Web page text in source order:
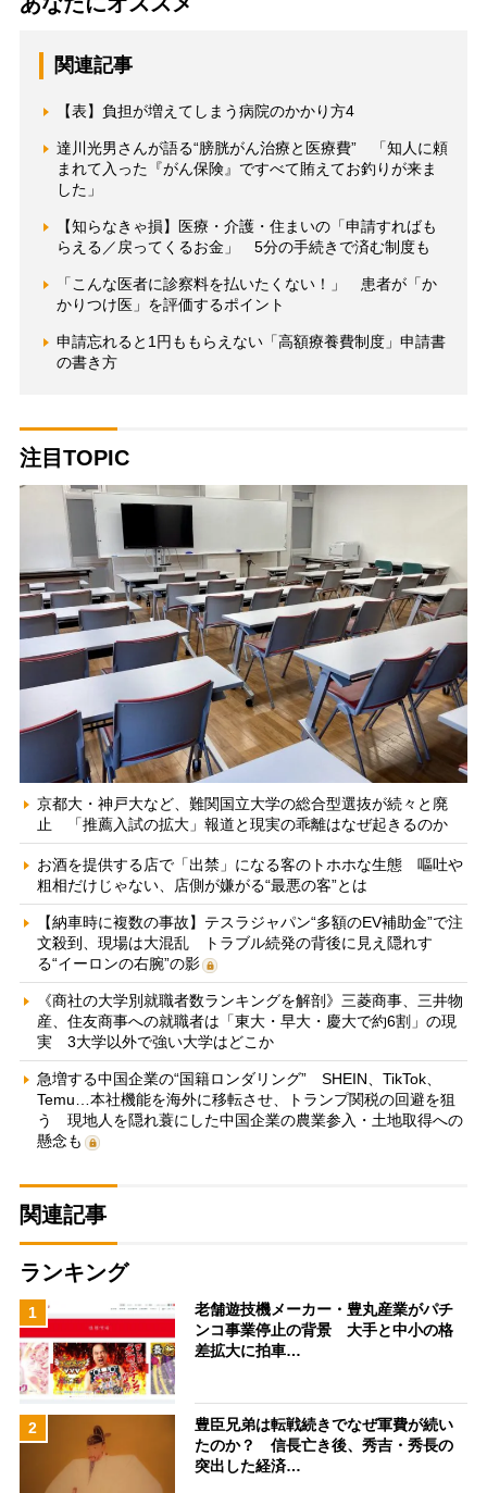
関連記事
【表】負担が増えてしまう病院のかかり方4
達川光男さんが語る“膀胱がん治療と医療費” 「知人に頼
まれて入った『がん保険』ですべて賄えてお釣りが来ま
した」
【知らなきゃ損】医療・介護・住まいの「申請すればも
らえる／戻ってくるお金」 5分の手続きで済む制度も
「こんな医者に診察料を払いたくない！」 患者が「か
かりつけ医」を評価するポイント
申請忘れると1円ももらえない「高額療養費制度」申請書
の書き方
注目TOPIC
京都大・神戸大など、難関国立大学の総合型選抜が続々と廃
止 「推薦入試の拡大」報道と現実の乖離はなぜ起きるのか
お酒を提供する店で「出禁」になる客のトホホな生態 嘔吐や
粗相だけじゃない、店側が嫌がる“最悪の客”とは
【納車時に複数の事故】テスラジャパン“多額のEV補助金”で注
文殺到、現場は大混乱 トラブル続発の背後に見え隠れす
る“イーロンの右腕”の影
《商社の大学別就職者数ランキングを解剖》三菱商事、三井物
産、住友商事への就職者は「東大・早大・慶大で約6割」の現
実 3大学以外で強い大学はどこか
急増する中国企業の“国籍ロンダリング” SHEIN、TikTok、
Temu…本社機能を海外に移転させ、トランプ関税の回避を狙
う 現地人を隠れ蓑にした中国企業の農業参入・土地取得への
懸念も
関連記事
ランキング
1
老舗遊技機メーカー・豊丸産業がパチ
ンコ事業停止の背景 大手と中小の格
差拡大に拍車…
2
豊臣兄弟は転戦続きでなぜ軍費が続い
たのか？ 信長亡き後、秀吉・秀長の
突出した経済…